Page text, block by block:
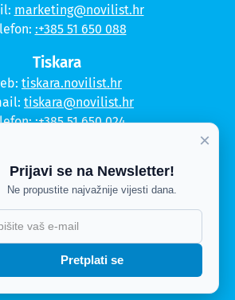
marketing@novilist.hr
:+385 51 650 088
Tiskara
tiskara.novilist.hr
tiskara@novilist.hr
:+385 51 650 024
Kontakt
Politika privatnosti
Politika kolačića
za pristup informacijama
Impressum
×
Prijavi se na Newsletter!
Ne propustite najvažnije vijesti dana.
Pretplati se